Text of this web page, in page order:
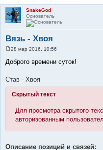
SnakeGod
Основатель
Вязь - Хвоя
о
е
и
28 мар 2016, 10:56
Доброго времени суток!
Став - Хвоя
Скрытый текст
Для просмотра скрытого
авторизованным
Описание позиций и связей: